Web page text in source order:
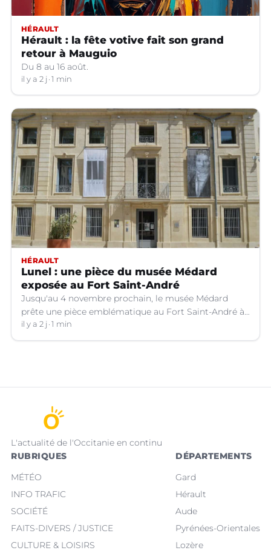
HÉRAULT
Hérault : la fête votive fait son grand
retour à Mauguio
Du 8 au 16 août.
il y a 2 j 1 min
HÉRAULT
Lunel : une pièce du musée Médard
exposée au Fort Saint-André
Jusqu'au 4 novembre prochain, le musée Médard
prête une pièce emblématique au Fort Saint-André à
Villeneuve-lez-Avignon (Gard).
il y a 2 j 1 min
L'actualité de l'Occitanie en continu
RUBRIQUES
MÉTÉO
INFO TRAFIC
SOCIÉTÉ
FAITS-DIVERS / JUSTICE
CULTURE & LOISIRS
DÉPARTEMENTS
Gard
Hérault
Aude
Pyrénées-Orientales
Lozère